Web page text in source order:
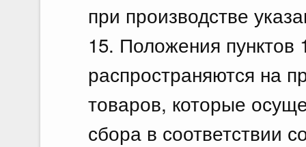
при производстве
15. Положения пунктов
распространяются на
товаров, которые
сбора в соответствии